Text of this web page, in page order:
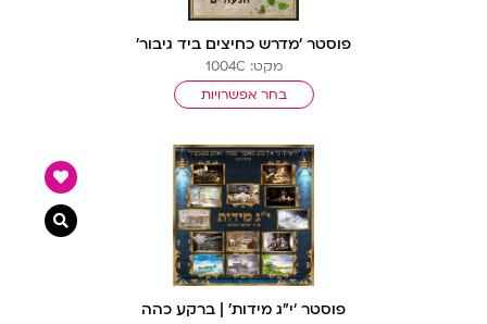
פוסטר ‘מדרש כחיצים ביד גיבור’
מקט: 1004C
בחר אפשרויות
פוסטר ‘י”ג מידות’ | ברקע כהה
צפייה